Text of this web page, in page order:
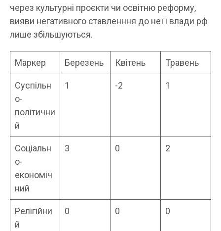
через культурні проєкти чи освітню реформу,
вияви негативного ставленння до неї і влади рф
лише збільшуються.
Маркер Березень Квітень Травень
Суспільн
о-
політични
й
1 -2 1
Соціальн
о-
економіч
ний
3 0 2
Релігійни
й
0 0 0